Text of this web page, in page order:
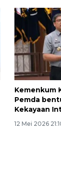
Kemenkum
Pemda
Kekayaan
12 Mei 2026